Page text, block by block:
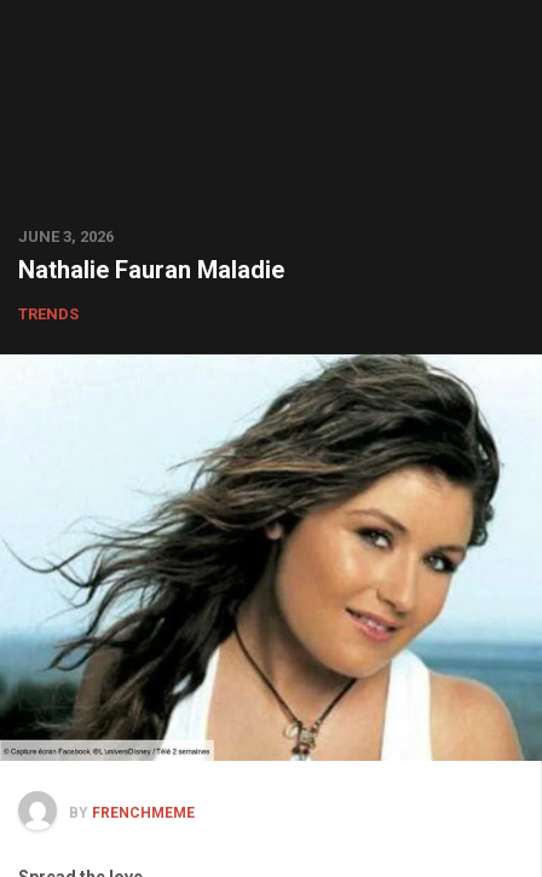
JUNE 3, 2026
Nathalie Fauran Maladie
TRENDS
BY FRENCHMEME